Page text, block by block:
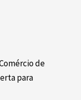
de
para